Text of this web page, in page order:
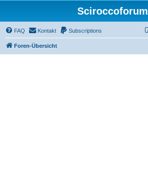
Sciroccoforum
FAQ Kontakt Subscriptions
Foren-Übersicht